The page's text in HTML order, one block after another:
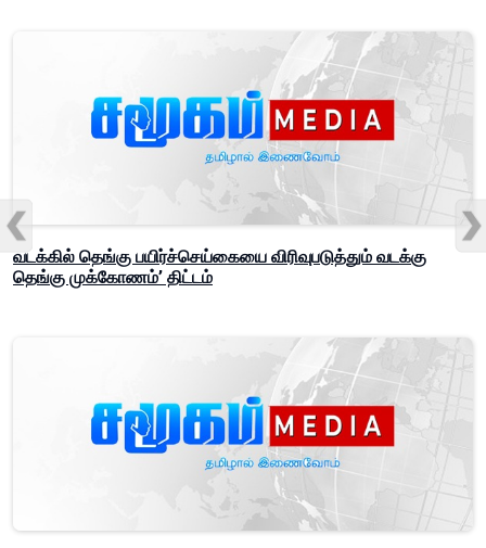
வடக்கில் தெங்கு பயிர்ச்செய்கையை விரிவுபடுத்தும் வடக்கு
தெங்கு முக்கோணம்’ திட்டம்